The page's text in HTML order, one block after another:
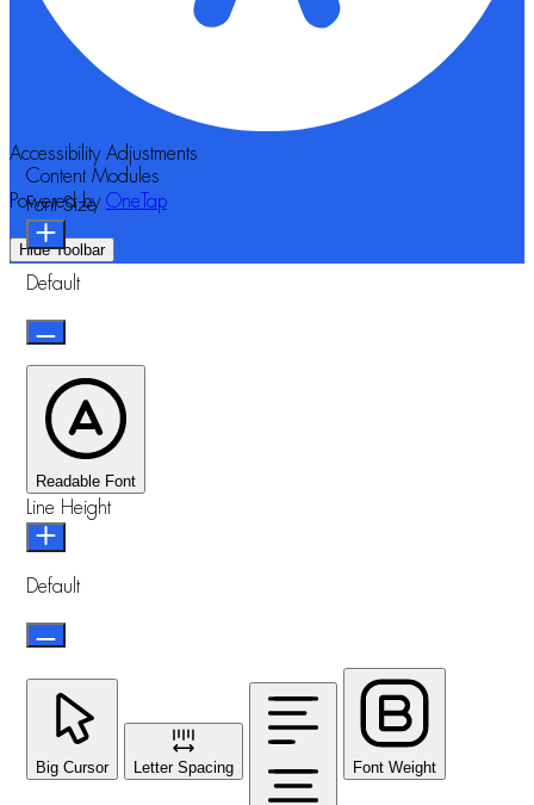
Accessibility Adjustments
Powered by OneTap
Hide Toolbar
Content Modules
Font Size
Default
Readable Font
Line Height
Default
Big Cursor Letter Spacing Font Weight